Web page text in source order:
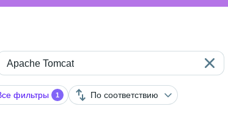
Apache Tomcat
фильтры 1 По соответствию